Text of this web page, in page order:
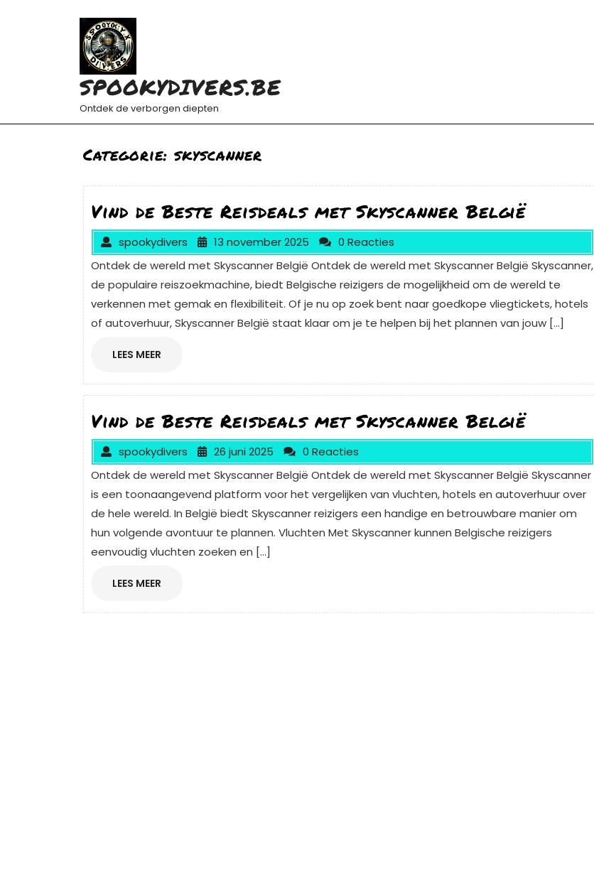
SPOOKYDIVERS.BE
Ontdek de verborgen diepten
Categorie: skyscanner
Vind de Beste Reisdeals met Skyscanner België
spookydivers 13 november 2025
0 Reacties
Ontdek de wereld met Skyscanner België Ontdek de wereld met Skyscanner België Skyscanner,
de populaire reiszoekmachine, biedt Belgische reizigers de mogelijkheid om de wereld te
verkennen met gemak en flexibiliteit. Of je nu op zoek bent naar goedkope vliegtickets, hotels
of autoverhuur, Skyscanner België staat klaar om je te helpen bij het plannen van jouw […]
LEES MEER
Vind de Beste Reisdeals met Skyscanner België
spookydivers 26 juni 2025
0 Reacties
Ontdek de wereld met Skyscanner België Ontdek de wereld met Skyscanner België Skyscanner
is een toonaangevend platform voor het vergelijken van vluchten, hotels en autoverhuur over
de hele wereld. In België biedt Skyscanner reizigers een handige en betrouwbare manier om
hun volgende avontuur te plannen. Vluchten Met Skyscanner kunnen Belgische reizigers
eenvoudig vluchten zoeken en […]
LEES MEER